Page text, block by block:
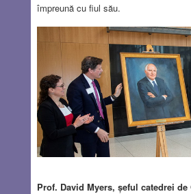
împreună cu fiul său.
Prof. David Myers, șeful catedrei de